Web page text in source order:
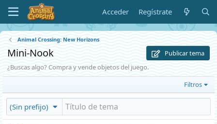
Acceder Regístrate
Animal Crossing: New Horizons
Mini-Nook
Publicar tema
¿Buscas algo? Compra y vende objetos del juego.
Filtros
(Sin prefijo)